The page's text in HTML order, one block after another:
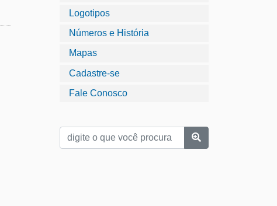
Logotipos
Números e História
Mapas
Cadastre-se
Fale Conosco